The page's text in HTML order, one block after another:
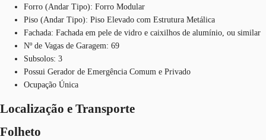
Forro (Andar Tipo): Forro Modular
Piso (Andar Tipo): Piso Elevado com Estrutura Metálica
Fachada: Fachada em pele de vidro e caixilhos de alumínio, ou similar
Nº de Vagas de Garagem: 69
Subsolos: 3
Possui Gerador de Emergência Comum e Privado
Ocupação Única
Localização e Transporte
Folheto